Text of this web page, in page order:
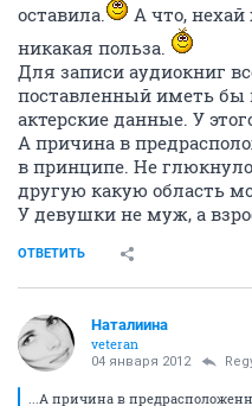
оставила.
А что,
никакая польза.
Для записи аудиокниг
поставленный иметь бы
актерские данные. У
А причина в
в принципе. Не
другую какую область
У девушки не муж, а
ОТВЕТИТЬ
Наталиина
veteran
04 января 2012
...А причина в